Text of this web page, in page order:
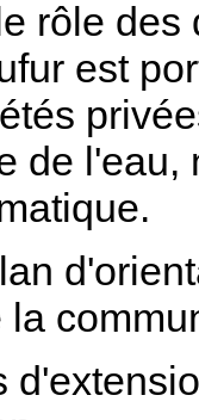
rôle
est
de
la